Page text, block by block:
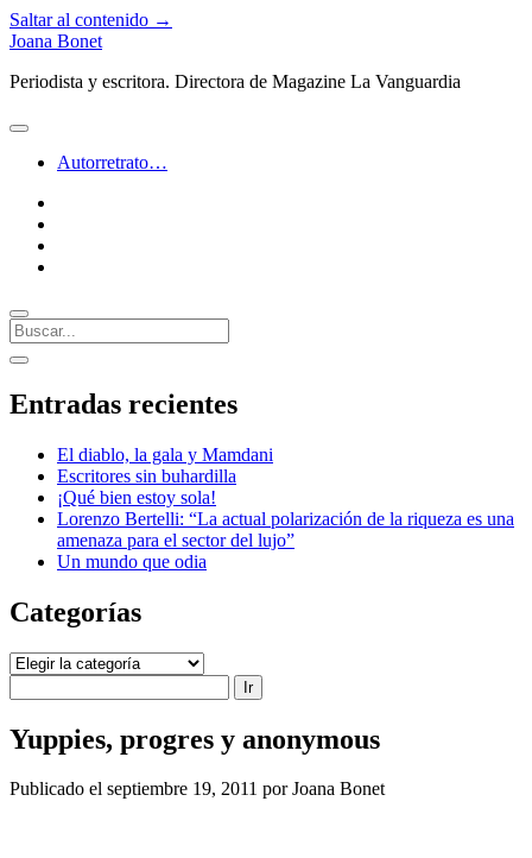
Saltar al contenido →
Joana Bonet
Periodista y escritora. Directora de Magazine La Vanguardia
abrir
Autorretrato…
Buscar
Barra
lateral
abrir
lateral
Entradas recientes
El diablo, la gala y Mamdani
Escritores sin buhardilla
¡Qué bien estoy sola!
Lorenzo Bertelli: “La actual polarización de la riqueza es una
amenaza para el sector del lujo”
Un mundo que odia
Categorías
Categorías
Yuppies, progres y anonymous
Publicado el septiembre 19, 2011 por Joana Bonet